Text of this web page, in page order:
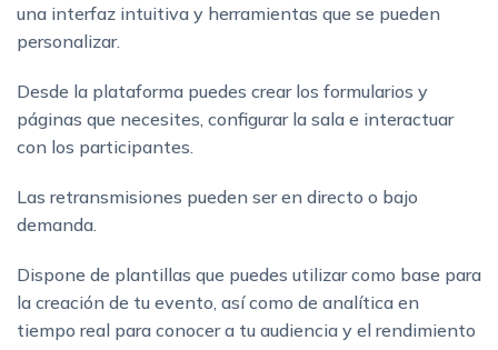
una interfaz intuitiva y herramientas que se pueden
personalizar.
Desde la plataforma puedes crear los formularios y
páginas que necesites, configurar la sala e interactuar
con los participantes.
Las retransmisiones pueden ser en directo o bajo
demanda.
Dispone de plantillas que puedes utilizar como base para
la creación de tu evento, así como de analítica en
tiempo real para conocer a tu audiencia y el rendimiento